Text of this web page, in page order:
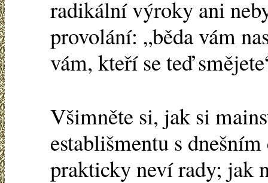
radikální výroky ani
provolání: „běda vám
vám, kteří se teď
Všimněte si, jak si
establišmentu s
prakticky neví rady; jak